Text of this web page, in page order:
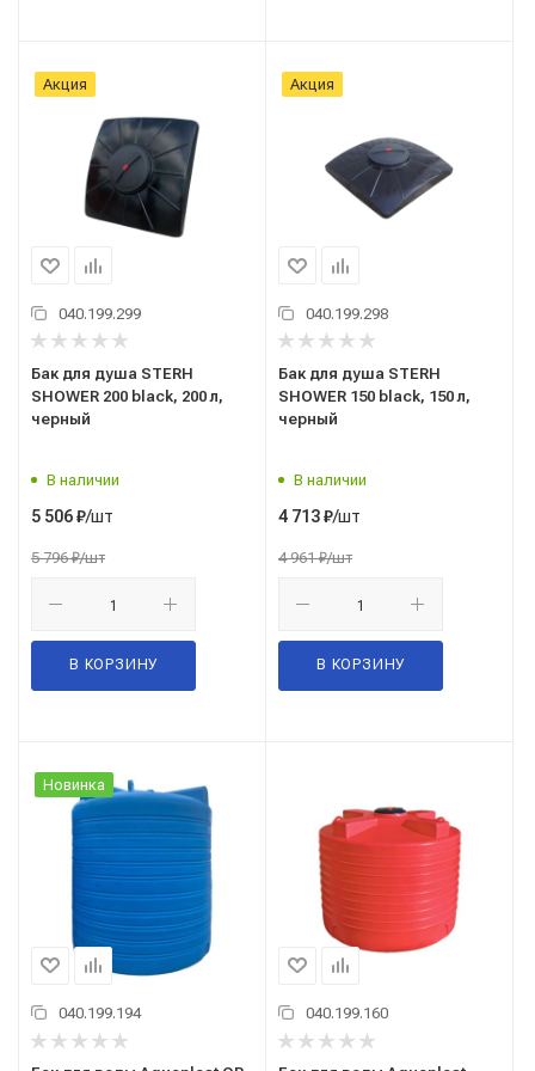
Акция
040.199.299
Бак для душа STERH
SHOWER 200 black, 200 л,
черный
В наличии
5 506₽/шт
5 796₽/шт
В КОРЗИНУ
Акция
040.199.298
Бак для душа STERH
SHOWER 150 black, 150 л,
черный
В наличии
4 713₽/шт
4 961₽/шт
В КОРЗИНУ
Новинка
040.199.194 040.199.160